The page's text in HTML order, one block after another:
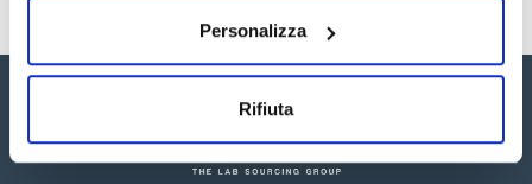
Personalizza
Rifiuta